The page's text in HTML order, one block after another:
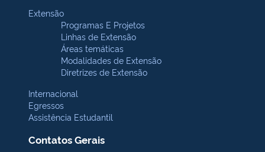
Extensão
Programas E Projetos
Linhas de Extensão
Áreas temáticas
Modalidades de Extensão
Diretrizes de Extensão
Internacional
Egressos
Assistência Estudantil
Contatos Gerais